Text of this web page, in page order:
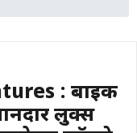
: बाइक
लुक्स